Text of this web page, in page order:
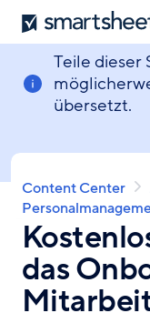
Direkt
zum
Smartsheet
Teile dieser
übersetzt.
Pfadnavigation
Content Center
das